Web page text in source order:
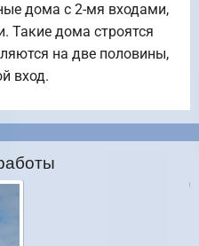
дома с 2-мя входами,
Такие дома строятся
на две половины,
вход.